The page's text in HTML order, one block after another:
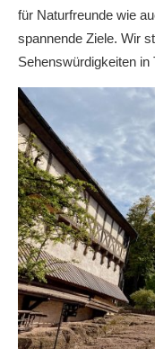
für Naturfreunde wie
spannende Ziele. Wir
Sehenswürdigkeiten in